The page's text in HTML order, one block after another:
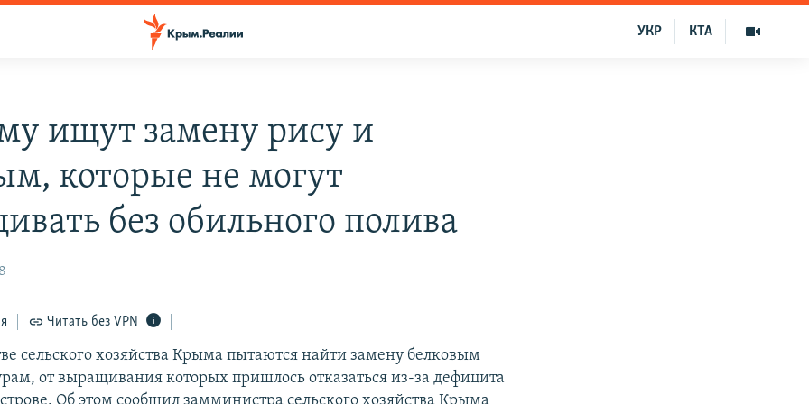
КТА
УКР
ищут замену рису и
которые не могут
без обильного полива
Читать без VPN
сельского хозяйства Крыма пытаются найти замену белковым
от выращивания которых пришлось отказаться из-за дефицита